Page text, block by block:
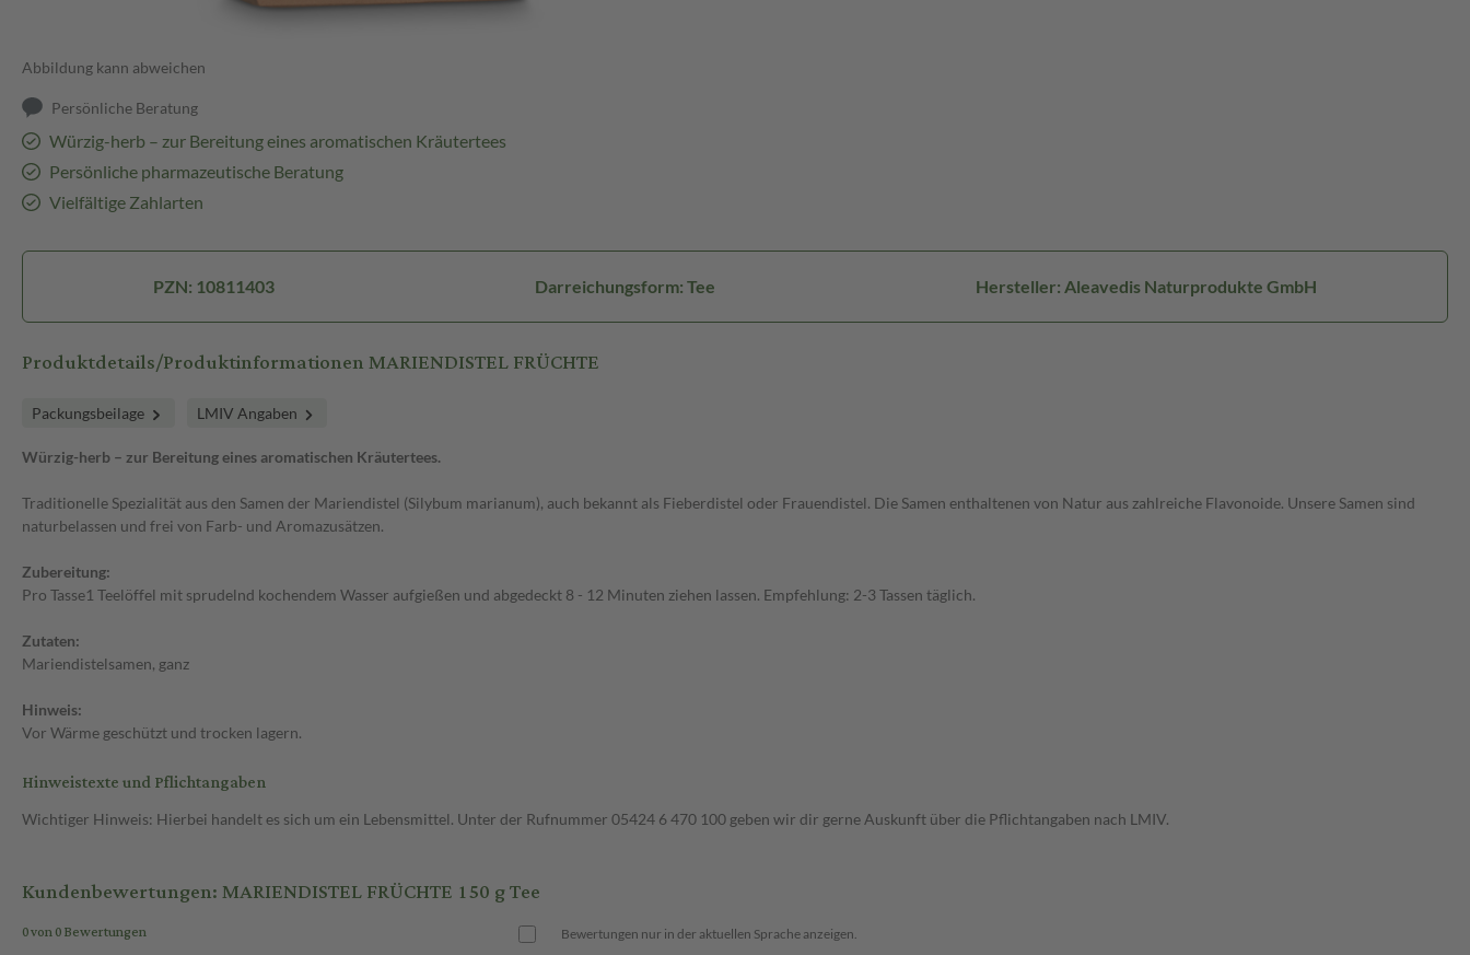
Abbildung kann abweichen
Persönliche Beratung
Würzig-herb – zur Bereitung eines aromatischen Kräutertees
Persönliche pharmazeutische Beratung
Vielfältige Zahlarten
PZN: 10811403 Darreichungsform: Tee Hersteller: Aleavedis Naturprodukte GmbH
Produktdetails/Produktinformationen MARIENDISTEL FRÜCHTE
Packungsbeilage LMIV Angaben
Würzig-herb – zur Bereitung eines aromatischen Kräutertees.
Traditionelle Spezialität aus den Samen der Mariendistel (Silybum marianum), auch bekannt als Fieberdistel oder Frauendistel. Die Samen enthaltenen von Natur aus zahlreiche Flavonoide. Unsere Samen sind
naturbelassen und frei von Farb- und Aromazusätzen.
Zubereitung:
Pro Tasse1 Teelöffel mit sprudelnd kochendem Wasser aufgießen und abgedeckt 8 - 12 Minuten ziehen lassen. Empfehlung: 2-3 Tassen täglich.
Zutaten:
Mariendistelsamen, ganz
Hinweis:
Vor Wärme geschützt und trocken lagern.
Hinweistexte und Pflichtangaben
Wichtiger Hinweis: Hierbei handelt es sich um ein Lebensmittel. Unter der Rufnummer 05424 6 470 100 geben wir dir gerne Auskunft über die Pflichtangaben nach LMIV.
Kundenbewertungen: MARIENDISTEL FRÜCHTE 150 g Tee
0 von 0 Bewertungen Bewertungen nur in der aktuellen Sprache anzeigen.